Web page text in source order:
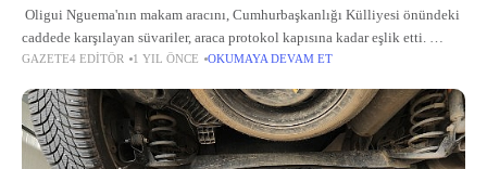
Oligui Nguema'nın makam aracını, Cumhurbaşkanlığı Külliyesi önündeki
caddede karşılayan süvariler, araca protokol kapısına kadar eşlik etti.
Cumhurbaşkanı Erdoğan, Oligui Nguema'yı külliyenin ana giriş kapısında
GAZETE4 EDITÖR 1 YIL ÖNCE OKUMAYA DEVAM ET